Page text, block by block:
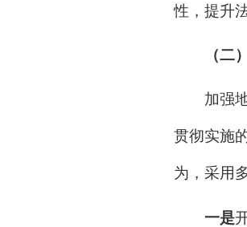
性，提升
（二
加强
贯彻实施
为，采用
一是